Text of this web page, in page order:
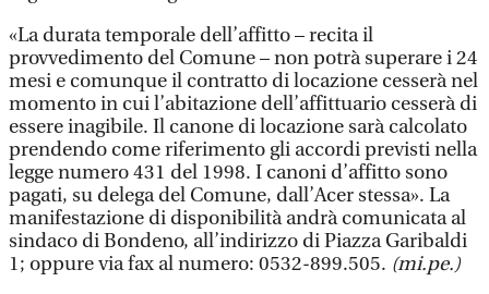
«La durata temporale dell’affitto – recita il
provvedimento del Comune – non potrà superare i 24
mesi e comunque il contratto di locazione cesserà nel
momento in cui l’abitazione dell’affittuario cesserà di
essere inagibile. Il canone di locazione sarà calcolato
prendendo come riferimento gli accordi previsti nella
legge numero 431 del 1998. I canoni d’affitto sono
pagati, su delega del Comune, dall’Acer stessa». La
manifestazione di disponibilità andrà comunicata al
sindaco di Bondeno, all’indirizzo di Piazza Garibaldi
1; oppure via fax al numero: 0532-899.505. (mi.pe.)